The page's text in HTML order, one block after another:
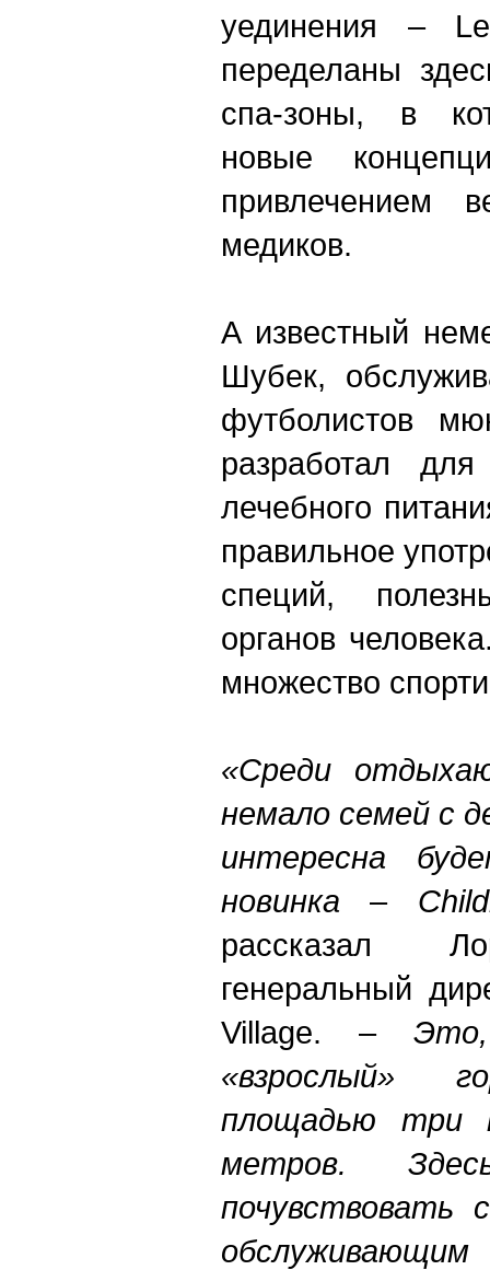
уединения –
переделаны
спа-зоны, в
новые
привлечением
медиков.
А известный
Шубек,
футболистов
разработал
лечебного
правильное
специй,
органов
множество
«Среди
немало семей с
интересна
новинка–
рассказал
генеральный
Villаge. –
«взрослый»
площадью три
метров.
почувствовать